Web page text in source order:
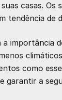
casas.
tendência de
importância
como
garantir a